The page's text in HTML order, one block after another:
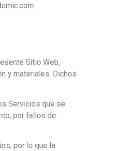
Sitio Web,
y materiales. Dichos
Servicios que se
por fallos de
por lo que la